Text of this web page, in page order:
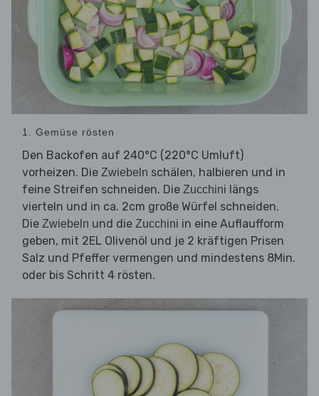
1. Gemüse rösten
Den Backofen auf 240°C (220°C Umluft)
vorheizen. Die Zwiebeln schälen, halbieren und in
feine Streifen schneiden. Die Zucchini längs
vierteln und in ca. 2cm große Würfel schneiden.
Die Zwiebeln und die Zucchini in eine Auflaufform
geben, mit 2EL Olivenöl und je 2 kräftigen Prisen
Salz und Pfeffer vermengen und mindestens 8Min.
oder bis Schritt 4 rösten.